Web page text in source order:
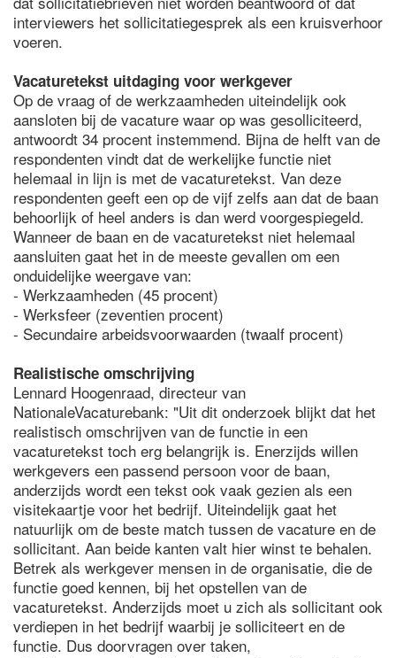
interviewers het sollicitatiegesprek als een kruisverhoor
voeren.
Vacaturetekst uitdaging voor werkgever
Op de vraag of de werkzaamheden uiteindelijk ook
aansloten bij de vacature waar op was gesolliciteerd,
antwoordt 34 procent instemmend. Bijna de helft van de
respondenten vindt dat de werkelijke functie niet
helemaal in lijn is met de vacaturetekst. Van deze
respondenten geeft een op de vijf zelfs aan dat de baan
behoorlijk of heel anders is dan werd voorgespiegeld.
Wanneer de baan en de vacaturetekst niet helemaal
aansluiten gaat het in de meeste gevallen om een
onduidelijke weergave van:
- Werkzaamheden (45 procent)
- Werksfeer (zeventien procent)
- Secundaire arbeidsvoorwaarden (twaalf procent)
Realistische omschrijving
Lennard Hoogenraad, directeur van
NationaleVacaturebank: "Uit dit onderzoek blijkt dat het
realistisch omschrijven van de functie in een
vacaturetekst toch erg belangrijk is. Enerzijds willen
werkgevers een passend persoon voor de baan,
anderzijds wordt een tekst ook vaak gezien als een
visitekaartje voor het bedrijf. Uiteindelijk gaat het
natuurlijk om de beste match tussen de vacature en de
sollicitant. Aan beide kanten valt hier winst te behalen.
Betrek als werkgever mensen in de organisatie, die de
functie goed kennen, bij het opstellen van de
vacaturetekst. Anderzijds moet u zich als sollicitant ook
verdiepen in het bedrijf waarbij je solliciteert en de
functie. Dus doorvragen over taken,